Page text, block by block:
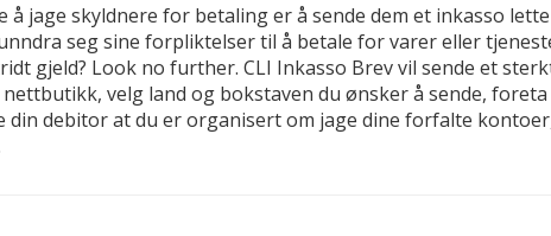
jage skyldnere for betaling er å sende dem et inkasso
seg sine forpliktelser til å betale for varer eller
gjeld? Look no further. CLI Inkasso Brev vil sende et
velg land og bokstaven du ønsker å sende,
debitor at du er organisert om jage dine forfalte